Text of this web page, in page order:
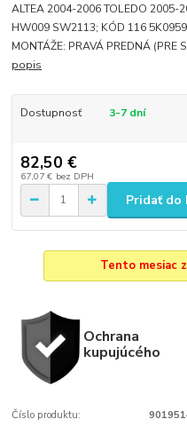
ALTEA 2004-2006 TOLEDO 2005-
HW009 SW2113; KÓD 116
MONTÁŽE: PRAVÁ PREDNÁ (PRE
popis
Dostupnosť 3-7 dní
82,50 €
67,07 € bez DPH
Pridať do
Tento mesiac
Ochrana
kupujúcého
Číslo produktu: